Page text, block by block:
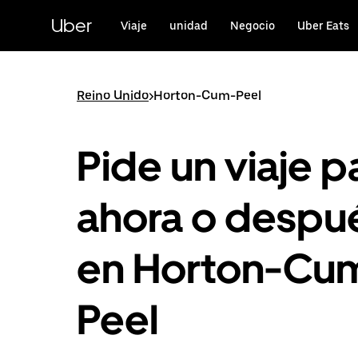
contenido
principal
Uber Viaje unidad Negocio Uber Eats
Reino Unido>Horton-Cum-Peel
Pide un viaje
ahora o
en Horton-
Peel